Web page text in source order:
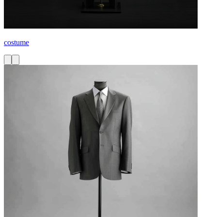
costume